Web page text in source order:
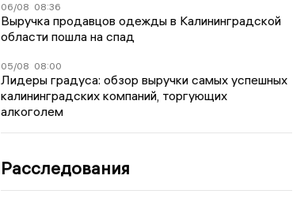
06/08 08:36
Выручка продавцов одежды в Калининградской
области пошла на спад
05/08 08:00
Лидеры градуса: обзор выручки самых успешных
калининградских компаний, торгующих
алкоголем
Расследования